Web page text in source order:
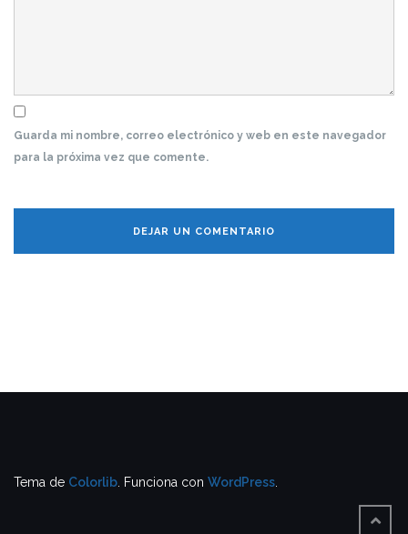
Guarda mi nombre, correo electrónico y web en este navegador
para la próxima vez que comente.
Tema de Colorlib. Funciona con WordPress.